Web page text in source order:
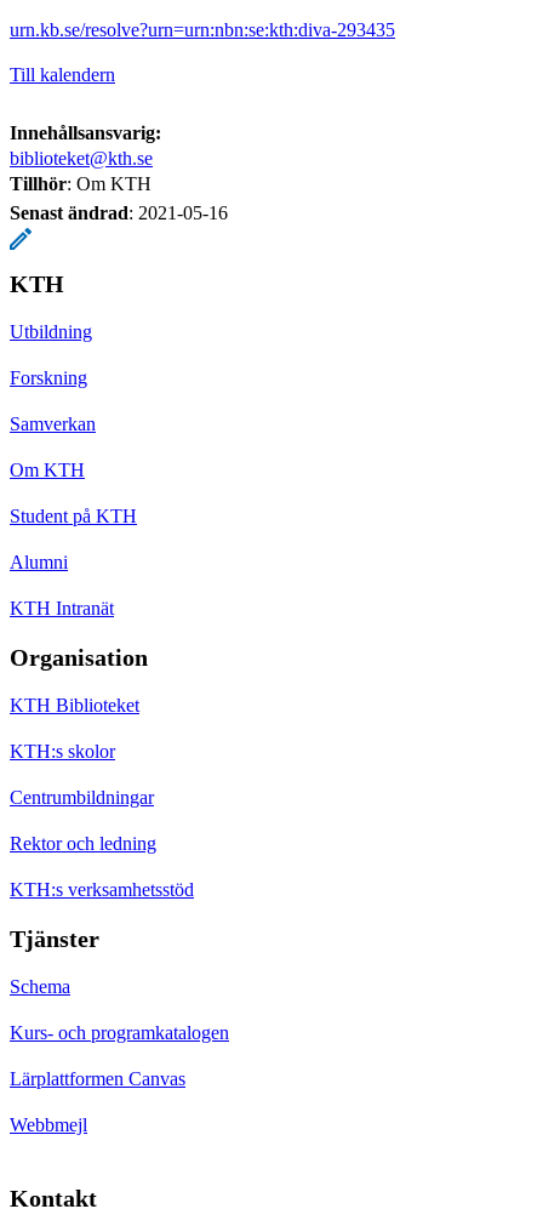
urn.kb.se/resolve?urn=urn:nbn:se:kth:diva-293435
Till kalendern
Innehållsansvarig:
biblioteket@kth.se
Tillhör: Om KTH
Senast ändrad: 2021-05-16
KTH
Utbildning
Forskning
Samverkan
Om KTH
Student på KTH
Alumni
KTH Intranät
Organisation
KTH Biblioteket
KTH:s skolor
Centrumbildningar
Rektor och ledning
KTH:s verksamhetsstöd
Tjänster
Schema
Kurs- och programkatalogen
Lärplattformen Canvas
Webbmejl
Kontakt